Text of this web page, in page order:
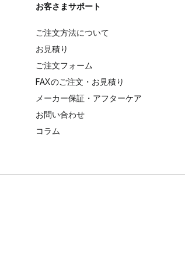
お客さまサポート
ご注文方法について
お見積り
ご注文フォーム
FAXのご注文・お見積り
メーカー保証・アフターケア
お問い合わせ
コラム